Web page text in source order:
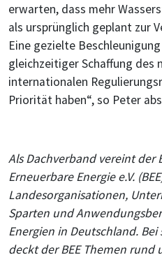
erwarten, dass mehr
als ursprünglich geplant zur
Eine gezielte
gleichzeitiger Schaffung des
internationalen
Priorität haben“, so Peter
Als Dachverband vereint der
Erneuerbare Energie e.V.
Landesorganisationen,
Sparten und
Energien in Deutschland.
deckt der BEE Themen rund